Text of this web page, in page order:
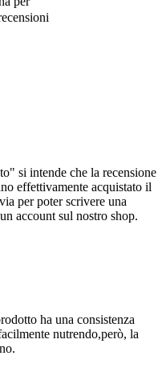
si intende che la recensione
effettivamente acquistato il
per poter scrivere una
account sul nostro shop.
ha una consistenza
nutrendo,però, la